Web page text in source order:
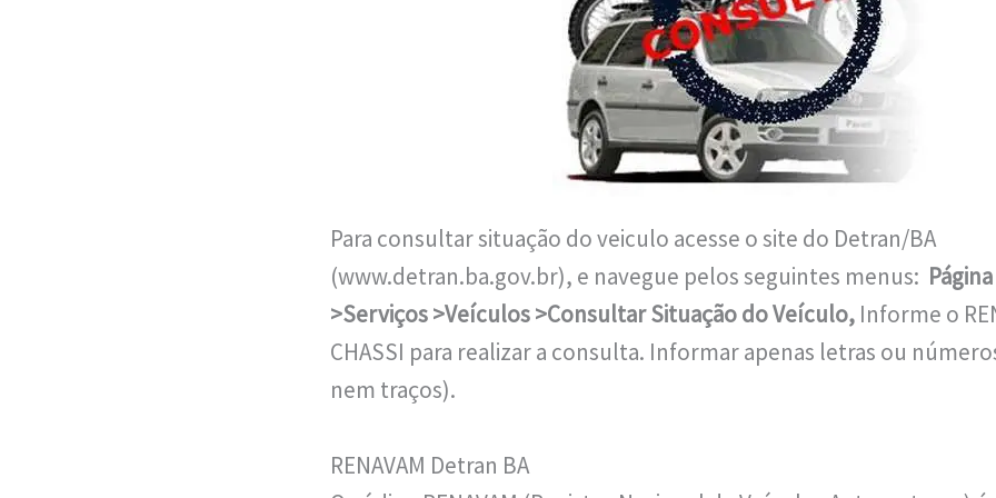
Para consultar situação do veiculo acesse o site do Detran/BA
(www.detran.ba.gov.br), e navegue pelos seguintes menus:
>Serviços >Veículos >Consultar Situação do Veículo, Informe o
CHASSI para realizar a consulta. Informar apenas letras ou
nem traços).
RENAVAM Detran BA